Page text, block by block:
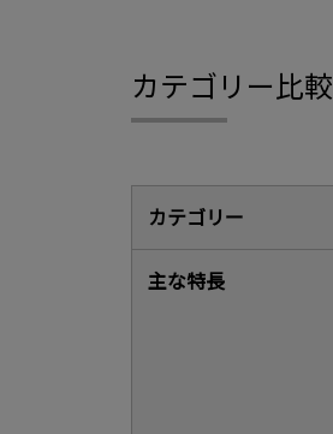
カテゴリー比較
カテゴリー
主な特長